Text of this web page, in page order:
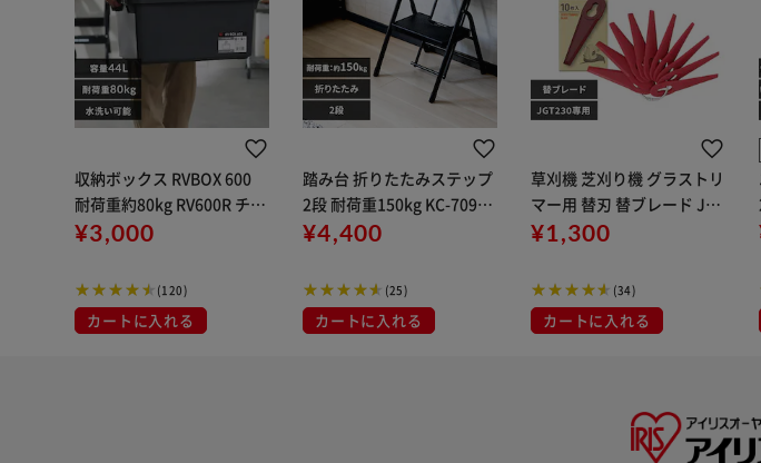
収納ボックス RVBOX 600
耐荷重約80kg RV600R チャ
コールグレー
¥3,000
(120)
カートに入れる
踏み台 折りたたみステップ
2段 耐荷重150kg KC-7092F
ブラック
¥4,400
(25)
カートに入れる
草刈機 芝刈り機 グラストリ
マー用 替刃 替ブレード JG
TKB23
¥1,300
(34)
カートに入れる